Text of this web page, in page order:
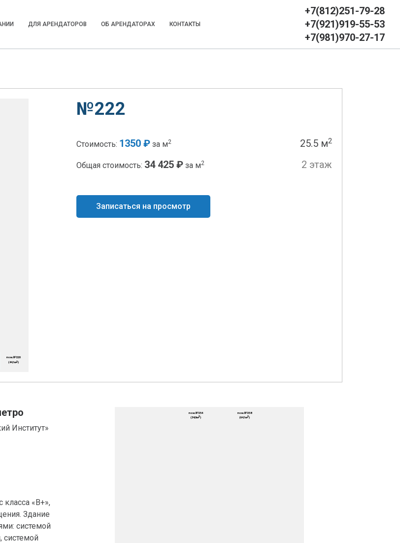
ДЛЯ АРЕНДАТОРОВ ОБ АРЕНДАТОРАХ КОНТАКТЫ
+7(812)251-79-28
+7(921)919-55-53
+7(981)970-27-17
№222
Стоимость: 1350 ₽ за м2 25.5 м2
Общая стоимость: 34 425 ₽ за м2 2 этаж
Записаться на просмотр
Институт»
«B+»,
Здание
системой
системой